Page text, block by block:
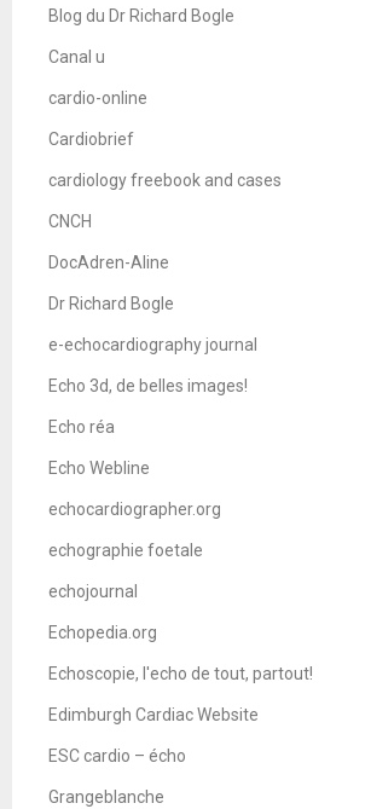
Blog du Dr Richard Bogle
Canal u
cardio-online
Cardiobrief
cardiology freebook and cases
CNCH
DocAdren-Aline
Dr Richard Bogle
e-echocardiography journal
Echo 3d, de belles images!
Echo réa
Echo Webline
echocardiographer.org
echographie foetale
echojournal
Echopedia.org
Echoscopie, l'echo de tout, partout!
Edimburgh Cardiac Website
ESC cardio – écho
Grangeblanche